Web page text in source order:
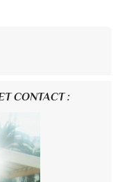
CONTACT :